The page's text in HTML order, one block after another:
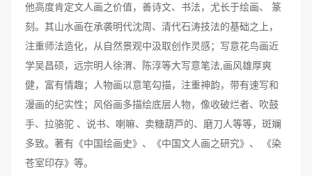
他高度肯定文人画之价值，善诗文、书法，尤长于绘画、 篆
刻。其山水画在承袭明代沈周、清代石涛技法的基础之上，
注重师法造化，从自然景观中汲取创作灵感；写意花鸟画近
学吴昌硕，远宗明人徐渭、陈淳等大写意笔法,画风雄厚爽
健，富有情趣；人物画以意笔勾描，注重神韵，带有速写和
漫画的纪实性；风俗画多描绘底层人物，像收破烂者、吹鼓
手、拉骆驼 、说书、喇嘛、卖糖葫芦的、磨刀人等等，斑斓
多致。著有《中国绘画史》、《中国文人画之研究》、 《染
苍室印存》等。